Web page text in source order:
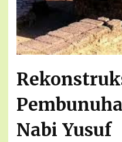
Nabi Yusuf